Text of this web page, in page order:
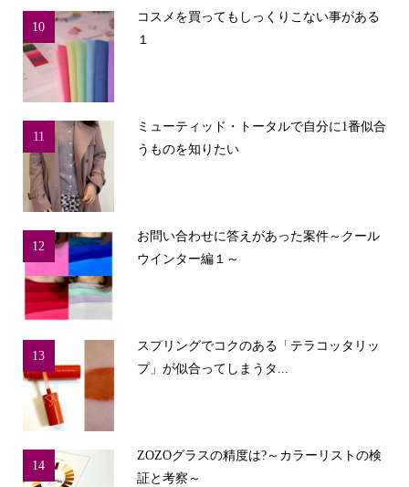
10
コスメを買ってもしっくりこない事がある
１
11
ミューティッド・トータルで自分に1番似合
うものを知りたい
12
お問い合わせに答えがあった案件～クール
ウインター編１～
13
スプリングでコクのある「テラコッタリッ
プ」が似合ってしまうタ...
14
ZOZOグラスの精度は?～カラーリストの検
証と考察～